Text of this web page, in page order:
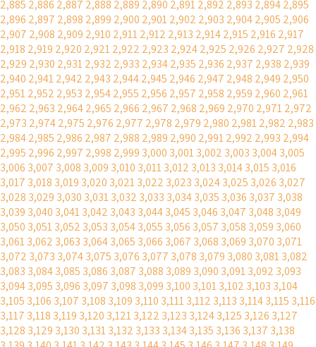
2,885 2,886 2,887 2,888 2,889 2,890 2,8912,892 2,893 2,8942,895
2,896 2,897 2,898 2,899 2,900 2,9012,902 2,903 2,9042,905 2,906
2,907 2,908 2,909 2,910 2,9112,912 2,913 2,9142,915 2,916 2,917
2,918 2,919 2,920 2,9212,922 2,923 2,9242,925 2,926 2,927 2,928
2,929 2,930 2,9312,932 2,933 2,9342,935 2,936 2,937 2,938 2,939
2,940 2,9412,942 2,943 2,9442,945 2,946 2,947 2,948 2,949 2,950
2,9512,952 2,953 2,9542,955 2,956 2,957 2,958 2,959 2,960 2,961
2,962 2,963 2,9642,965 2,966 2,967 2,968 2,969 2,970 2,9712,972
2,973 2,9742,975 2,976 2,977 2,978 2,979 2,980 2,9812,982 2,983
2,9842,985 2,986 2,987 2,988 2,989 2,990 2,9912,992 2,993 2,994
2,995 2,996 2,997 2,998 2,999 3,000 3,0013,002 3,003 3,0043,005
3,006 3,007 3,008 3,009 3,010 3,0113,012 3,013 3,0143,015 3,016
3,017 3,018 3,019 3,020 3,0213,022 3,023 3,0243,025 3,026 3,027
3,028 3,029 3,030 3,0313,032 3,033 3,0343,035 3,036 3,037 3,038
3,039 3,040 3,0413,042 3,043 3,0443,045 3,046 3,047 3,048 3,049
3,050 3,0513,052 3,053 3,0543,055 3,056 3,057 3,058 3,059 3,060
3,0613,062 3,063 3,0643,065 3,066 3,067 3,068 3,069 3,070 3,071
3,072 3,073 3,0743,075 3,076 3,077 3,078 3,079 3,080 3,0813,082
3,083 3,0843,085 3,086 3,087 3,088 3,089 3,090 3,0913,092 3,093
3,0943,095 3,096 3,097 3,098 3,099 3,100 3,1013,102 3,103 3,104
3,105 3,106 3,107 3,108 3,109 3,110 3,1113,112 3,113 3,1143,115 3,116
3,117 3,118 3,119 3,120 3,1213,122 3,123 3,1243,125 3,126 3,127
3,128 3,129 3,130 3,1313,132 3,133 3,1343,135 3,136 3,137 3,138